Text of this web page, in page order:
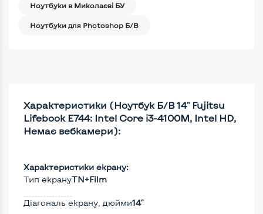
Ноутбуки в Миколаєві БУ
Ноутбуки для Photoshop Б/В
Характеристики (Ноутбук Б/В 14" Fujitsu
Lifebook E744: Intel Core i3-4100M, Intel HD,
Немає вебкамери):
Характеристики екрану:
Тип екрануTN+Film
Діагональ екрану, дюйми14"